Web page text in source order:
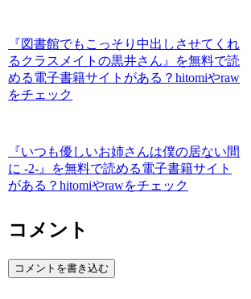
『図書館でもこっそり中出しさせてくれ
るクラスメイトの黒井さん』を無料で読
める電子書籍サイトがある？hitomiやraw
をチェック
『いつも優しいお姉さんは僕の居ない間
に -2-』を無料で読める電子書籍サイト
がある？hitomiやrawをチェック
コメント
コメントを書き込む